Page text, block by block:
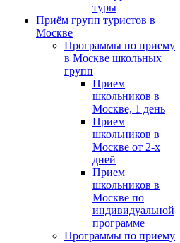
туры
Приём групп туристов в
Москве
Программы по приему
в Москве школьных
групп
Прием
школьников в
Москве, 1 день
Прием
школьников в
Москве от 2-х
дней
Прием
школьников в
Москве по
индивидуальной
программе
Программы по приему